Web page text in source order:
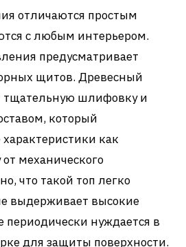
отличаются простым
с любым интерьером.
предусматривает
щитов. Древесный
тщательную шлифовку и
который
как
механического
что такой топ легко
выдерживает высокие
периодически нуждается в
для защиты поверхности.